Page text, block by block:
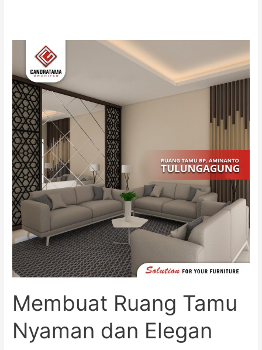
Membuat Ruang Tamu
Nyaman dan Elegan
Membuat
Ruang
Tamu
Nyaman
dan
Elegan